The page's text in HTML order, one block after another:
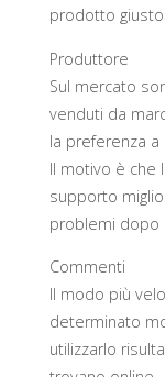
prodotto
Produttore
Sul mercato
venduti da
la preferenza
Il motivo è che
supporto
problemi dopo
Commenti
Il modo più
determinato
utilizzarlo